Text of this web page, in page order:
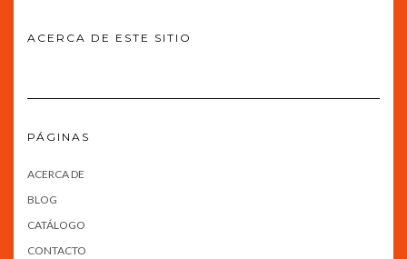
ACERCA DE ESTE SITIO
PÁGINAS
ACERCA DE
BLOG
CATÁLOGO
CONTACTO